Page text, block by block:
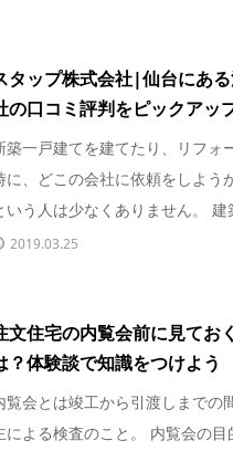
タップ株式会社|仙台にあ
の口コミ評判をピックアッ
築一戸建てを建てたり、リフォ
に、どこの会社に依頼をしよう
いう人は少なくありません。 建
2019.03.25
文住宅の内覧会前に見てお
？体験談で知識をつけよう
覧会とは竣工から引渡しまでの
による検査のこと。 内覧会の